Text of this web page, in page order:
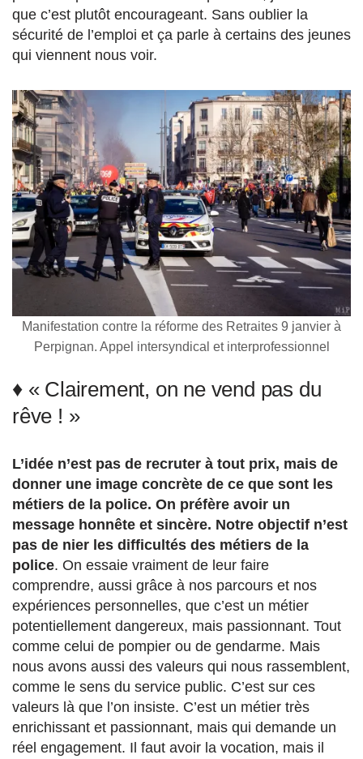
que c’est plutôt encourageant. Sans oublier la
sécurité de l’emploi et ça parle à certains des jeunes
qui viennent nous voir.
Manifestation contre la réforme des Retraites 9 janvier à
Perpignan. Appel intersyndical et interprofessionnel
♦ « Clairement, on ne vend pas du
rêve ! »
L’idée n’est pas de recruter à tout prix, mais de
donner une image concrète de ce que sont les
métiers de la police. On préfère avoir un
message honnête et sincère. Notre objectif n’est
pas de nier les difficultés des métiers de la
police. On essaie vraiment de leur faire
comprendre, aussi grâce à nos parcours et nos
expériences personnelles, que c’est un métier
potentiellement dangereux, mais passionnant. Tout
comme celui de pompier ou de gendarme. Mais
nous avons aussi des valeurs qui nous rassemblent,
comme le sens du service public. C’est sur ces
valeurs là que l’on insiste. C’est un métier très
enrichissant et passionnant, mais qui demande un
réel engagement. Il faut avoir la vocation, mais il